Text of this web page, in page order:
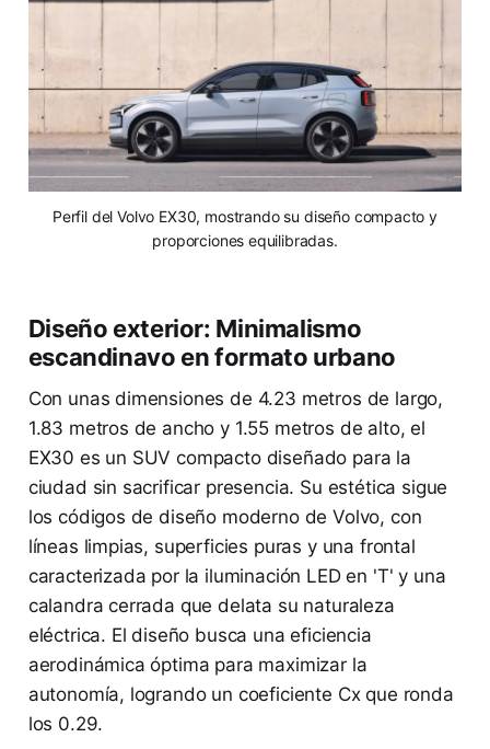
Perfil del Volvo EX30, mostrando su diseño compacto y
proporciones equilibradas.
Diseño exterior: Minimalismo
escandinavo en formato urbano
Con unas dimensiones de 4.23 metros de largo,
1.83 metros de ancho y 1.55 metros de alto, el
EX30 es un SUV compacto diseñado para la
ciudad sin sacrificar presencia. Su estética sigue
los códigos de diseño moderno de Volvo, con
líneas limpias, superficies puras y una frontal
caracterizada por la iluminación LED en 'T' y una
calandra cerrada que delata su naturaleza
eléctrica. El diseño busca una eficiencia
aerodinámica óptima para maximizar la
autonomía, logrando un coeficiente Cx que ronda
los 0.29.